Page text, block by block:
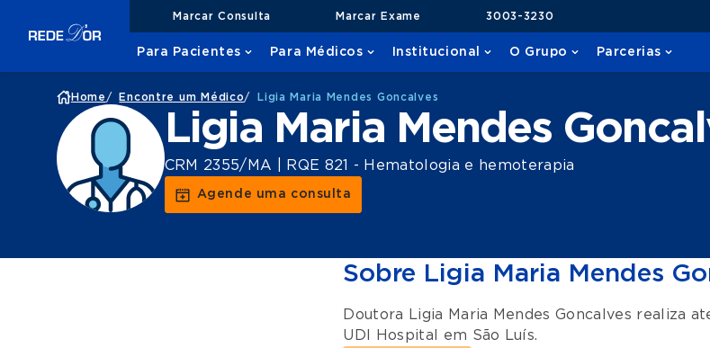
Marcar Consulta Marcar Exame 3003-3230
Para Pacientes Para Médicos Institucional O Grupo Parcerias
Home / Encontre um Médico/ Ligia Maria Mendes Goncalves
Ligia Maria Mendes
CRM 2355/MA | RQE 821 - Hematologia e hemoterapia
Agende uma consulta
Sobre Ligia Maria Mendes
Doutora Ligia Maria Mendes Goncalves realiza
UDI Hospital
em São Luís.